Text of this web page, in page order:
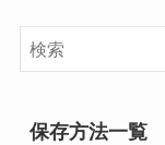
保存方法一覧